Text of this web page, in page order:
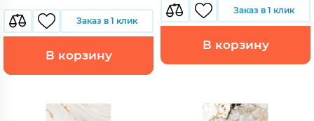
Заказ в 1 клик
В корзину
Заказ в 1 клик
В корзину